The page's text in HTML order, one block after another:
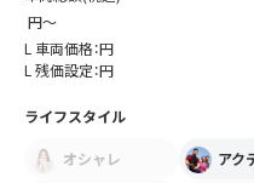
円〜
L 車両価格：円
L 残価設定：円
ライフスタイル
オシャレ アク